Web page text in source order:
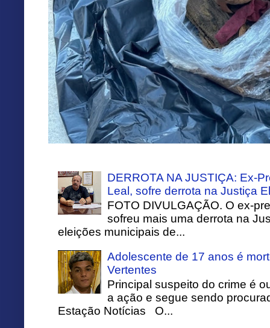
DERROTA NA JUSTIÇA: Ex-
Leal, sofre derrota na Justiça
FOTO DIVULGAÇÃO. O ex-
sofreu mais uma derrota na
eleições municipais de...
Adolescente de 17 anos é
Vertentes
Principal suspeito do crime é
a ação e segue sendo
Estação Notícias O...